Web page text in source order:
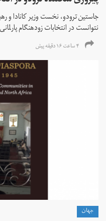
جاستین ترودو، نخست وزیر کانادا و
نتوانست در انتخابات زود‌هنگام
۴ ساعت ۱۶ دقیقه پیش
جهان